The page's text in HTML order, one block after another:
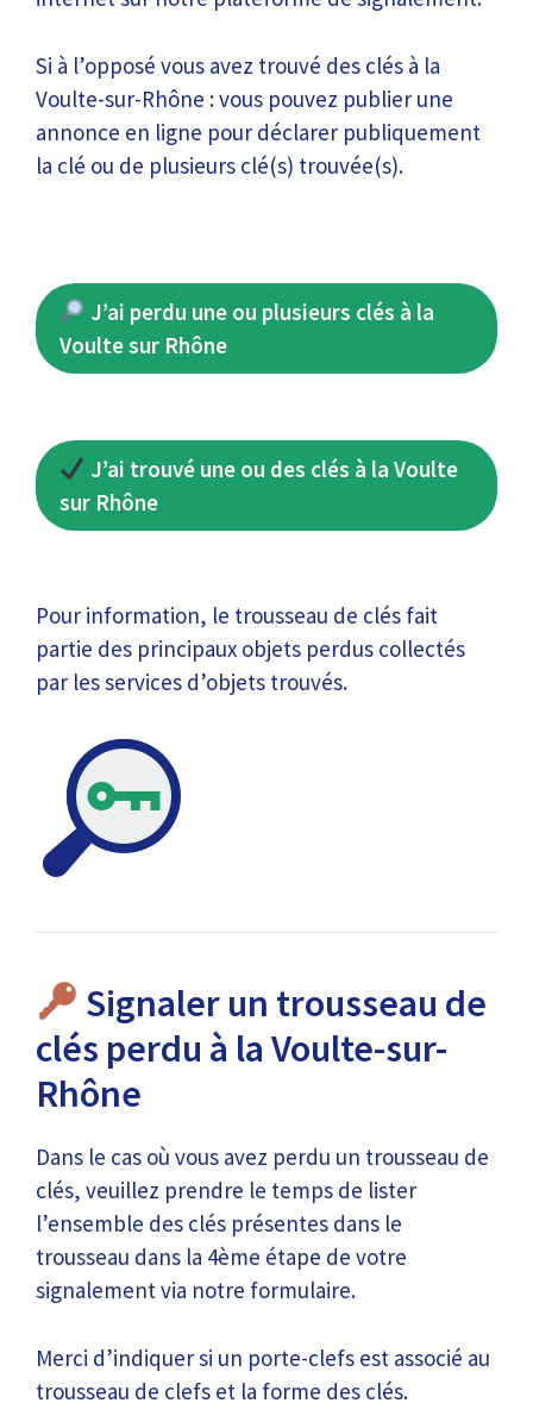
Si à l’opposé vous avez trouvé des clés à la
Voulte-sur-Rhône : vous pouvez publier une
annonce en ligne pour déclarer publiquement
la clé ou de plusieurs clé(s) trouvée(s).
J’ai perdu une ou plusieurs clés à la
Voulte sur Rhône
J’ai trouvé une ou des clés à la Voulte
sur Rhône
Pour information, le trousseau de clés fait
partie des principaux objets perdus collectés
par les services d’objets trouvés.
Signaler un trousseau de
clés perdu à la Voulte-sur-
Rhône
Dans le cas où vous avez perdu un trousseau de
clés, veuillez prendre le temps de lister
l’ensemble des clés présentes dans le
trousseau dans la 4ème étape de votre
signalement via notre formulaire.
Merci d’indiquer si un porte-clefs est associé au
trousseau de clefs et la forme des clés.